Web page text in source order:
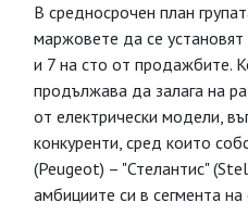
В средносрочен план
маржовете да се
и 7 на сто от продажбите.
продължава да залага на
от електрически модели,
конкуренти, сред които
(Peugeot) – "Стелантис"
амбициите си в сегмента